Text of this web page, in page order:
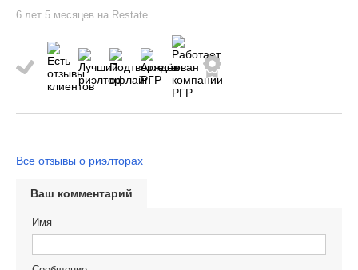
6 лет 5 месяцев на Restate
Все отзывы о риэлторах
Ваш комментарий
Имя